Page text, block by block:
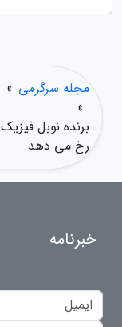
مجله سرگرمی »
»
رخ می دهد
خبرنامه